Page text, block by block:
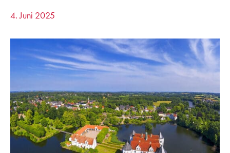
4. Juni 2025